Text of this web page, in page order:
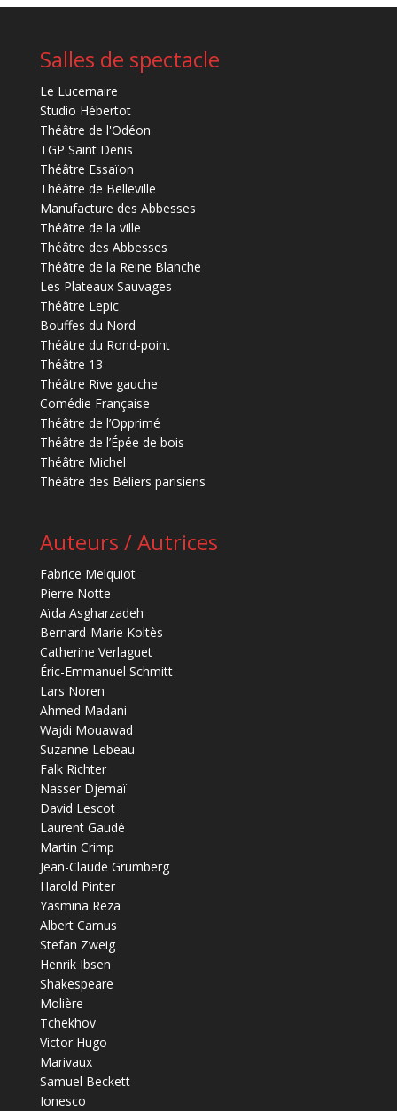
Salles de spectacle
Le Lucernaire
Studio Hébertot
Théâtre de l'Odéon
TGP Saint Denis
Théâtre Essaïon
Théâtre de Belleville
Manufacture des Abbesses
Théâtre de la ville
Théâtre des Abbesses
Théâtre de la Reine Blanche
Les Plateaux Sauvages
Théâtre Lepic
Bouffes du Nord
Théâtre du Rond-point
Théâtre 13
Théâtre Rive gauche
Comédie Française
Théâtre de l’Opprimé
Théâtre de l’Épée de bois
Théâtre Michel
Théâtre des Béliers parisiens
Auteurs / Autrices
Fabrice Melquiot
Pierre Notte
Aïda Asgharzadeh
Bernard-Marie Koltès
Catherine Verlaguet
Éric-Emmanuel Schmitt
Lars Noren
Ahmed Madani
Wajdi Mouawad
Suzanne Lebeau
Falk Richter
Nasser Djemaï
David Lescot
Laurent Gaudé
Martin Crimp
Jean-Claude Grumberg
Harold Pinter
Yasmina Reza
Albert Camus
Stefan Zweig
Henrik Ibsen
Shakespeare
Molière
Tchekhov
Victor Hugo
Marivaux
Samuel Beckett
Ionesco